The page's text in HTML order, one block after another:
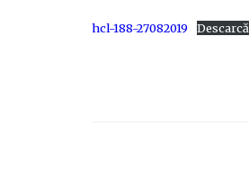
hcl-188-27082019 Descarcă